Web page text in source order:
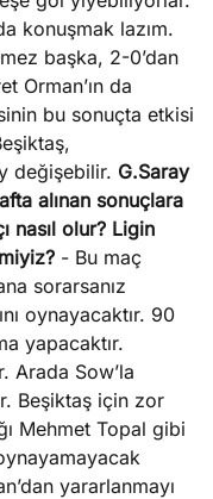
konuşmak lazım.
başka, 2-0’dan
Orman’ın da
bu sonuçta etkisi
değişebilir. G.Saray
alınan sonuçlara
nasıl olur? Ligin
- Bu maç
sorarsanız
oynayacaktır. 90
yapacaktır.
Arada Sow’la
Beşiktaş için zor
Mehmet Topal gibi
yararlanmayı